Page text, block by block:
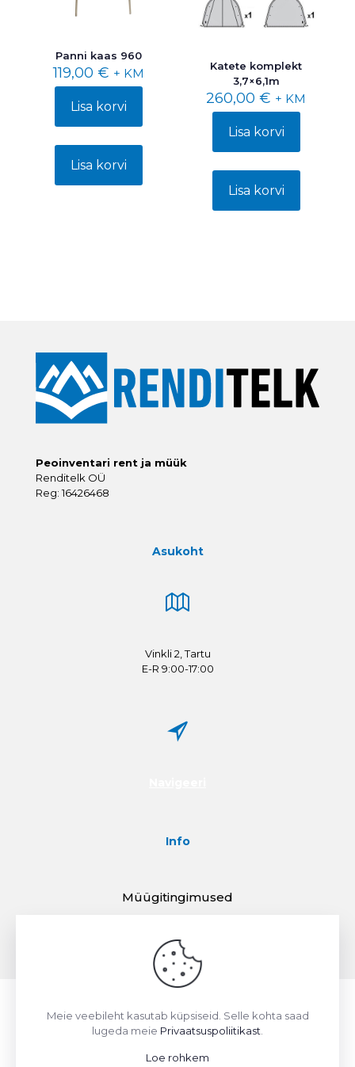
Panni kaas 960
119,00€ + KM
Lisa korvi
Lisa korvi
Katete komplekt
3,7×6,1m
260,00€ + KM
Lisa korvi
Lisa korvi
Peoinventari rent ja müük
Renditelk OÜ
Reg: 16426468
Asukoht
Vinkli 2, Tartu
E-R 9:00-17:00
Info
Müügitingimused
© 2024 Renditelk OÜ
Meie veebileht kasutab küpsiseid. Selle kohta saad
lugeda meie Privaatsuspoliitikast
Loe rohkem